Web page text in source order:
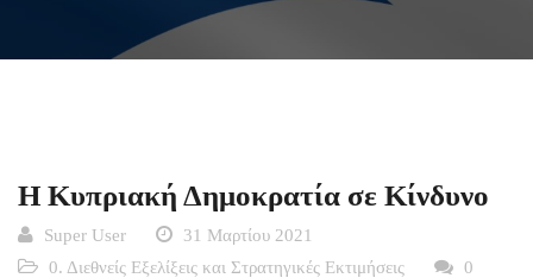
Η Κυπριακή Δημοκρατία σε Κίνδυνο
Super User
31 Μαρτίου 2021
0. Διεθνείς Εξελίξεις και Στρατηγικές Εκτιμήσεις
0